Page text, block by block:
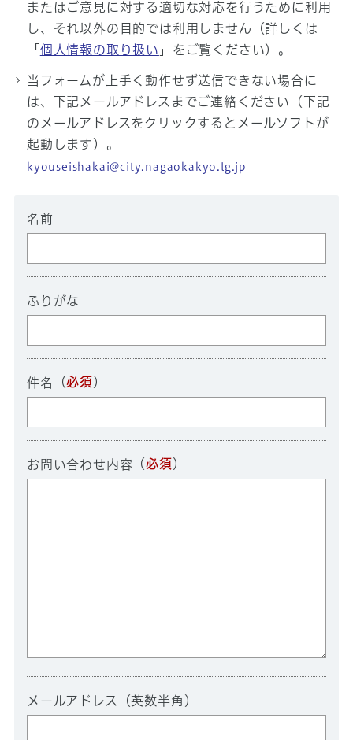
またはご意見に対する適切な対応を行うために利用
し、それ以外の目的では利用しません（詳しくは
「 個人情報の取り扱い 」をご覧ください）。
当フォームが上手く動作せず送信できない場合に
は、下記メールアドレスまでご連絡ください（下記
のメールアドレスをクリックするとメールソフトが
起動します）。
kyouseishakai@city.nagaokakyo.lg.jp
名前
ふりがな
件名 （必須 ）
お問い合わせ内容 （必須 ）
メールアドレス（英数半角）